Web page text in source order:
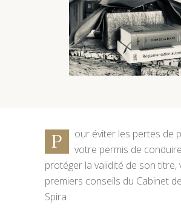
P
our éviter les pertes de
votre permis de
protéger la validité de son titre,
premiers conseils du Cabinet
Spira :